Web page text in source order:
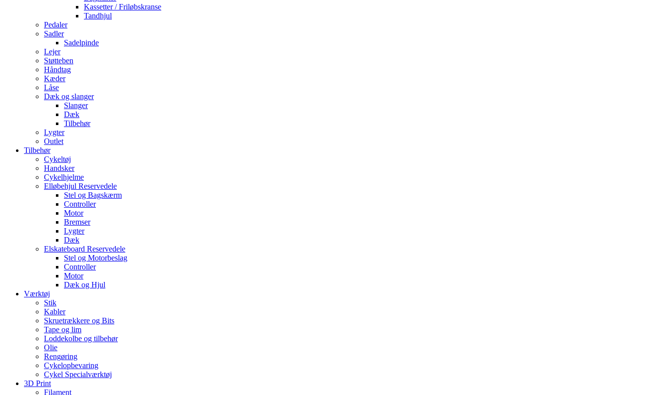
Kassetter / Friløbskranse
Tandhjul
Pedaler
Sadler
Sadelpinde
Lejer
Støtteben
Håndtag
Kæder
Låse
Dæk og slanger
Slanger
Dæk
Tilbehør
Lygter
Outlet
Tilbehør
Cykeltøj
Handsker
Cykelhjelme
Elløbehjul Reservedele
Stel og Bagskærm
Controller
Motor
Bremser
Lygter
Dæk
Elskateboard Reservedele
Stel og Motorbeslag
Controller
Motor
Dæk og Hjul
Værktøj
Stik
Kabler
Skruetrækkere og Bits
Tape og lim
Loddekolbe og tilbehør
Olie
Rengøring
Cykelopbevaring
Cykel Specialværktøj
3D Print
Filament